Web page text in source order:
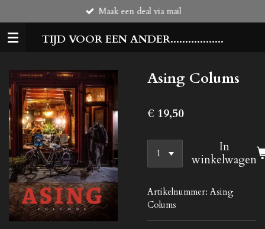
direct
naar
TIJD VOOR EEN ANDER..................
Maak een deal via mail
Asing Colums
€ 19,50
In
winkelwagen
Artikelnummer: Asing
Colums